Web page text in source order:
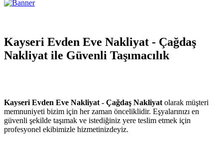
Kayseri Evden Eve Nakliyat - Çağdaş
Nakliyat ile Güvenli Taşımacılık
Kayseri Evden Eve Nakliyat - Çağdaş Nakliyat olarak müşteri
memnuniyeti bizim için her zaman önceliklidir. Eşyalarınızı en
güvenli şekilde taşımak ve istediğiniz yere teslim etmek için
profesyonel ekibimizle hizmetinizdeyiz.